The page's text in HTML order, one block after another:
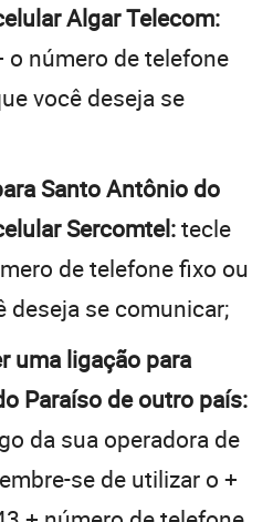
Algar Telecom:
o número de telefone
você deseja se
Santo Antônio do
Sercomtel:tecle
de telefone fixo ou
deseja se comunicar;
uma ligação para
Paraíso de outro país:
da sua operadora de
se de utilizar o +